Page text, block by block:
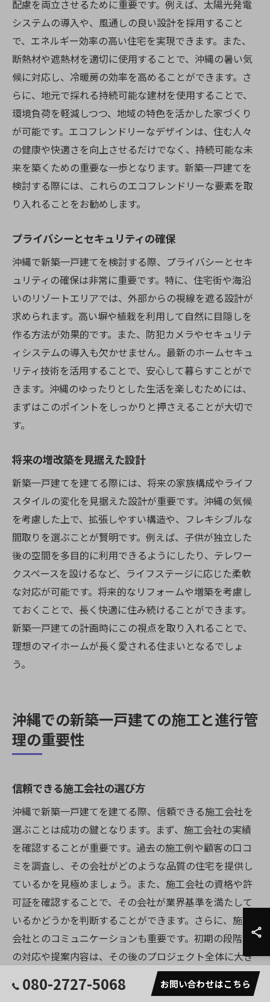
配慮を両立させるために重要です。例えば、太陽光発電
システムの導入や、風通しの良い設計を採用すること
で、エネルギー効率の高い住宅を実現できます。また、
断熱材や遮熱材を適切に使用することで、沖縄の暑い気
候に対応し、冷暖房の効率を高めることができます。さ
らに、地元で採れる持続可能な建材を使用することで、
環境負荷を軽減しつつ、地域の特色を活かした家づくり
が可能です。エコフレンドリーなデザインは、住む人々
の健康や快適さを向上させるだけでなく、持続可能な未
来を築くための重要な一歩となります。新築一戸建てを
検討する際には、これらのエコフレンドリーな要素を取
り入れることをお勧めします。
プライバシーとセキュリティの確保
沖縄で新築一戸建てを検討する際、プライバシーとセキ
ュリティの確保は非常に重要です。特に、住宅街や海沿
いのリゾートエリアでは、外部からの視線を遮る設計が
求められます。高い塀や植栽を利用して自然に目隠しを
作る方法が効果的です。また、防犯カメラやセキュリテ
ィシステムの導入も欠かせません。最新のホームセキュ
リティ技術を活用することで、安心して暮らすことがで
きます。沖縄のゆったりとした生活を楽しむためには、
まずはこのポイントをしっかりと押さえることが大切で
す。
将来の増改築を見据えた設計
新築一戸建てを建てる際には、将来の家族構成やライフ
スタイルの変化を見据えた設計が重要です。沖縄の気候
を考慮した上で、拡張しやすい構造や、フレキシブルな
間取りを選ぶことが賢明です。例えば、子供が独立した
後の空間を多目的に利用できるようにしたり、テレワー
クスペースを設けるなど、ライフステージに応じた柔軟
な対応が可能です。将来的なリフォームや増築を考慮し
ておくことで、長く快適に住み続けることができます。
新築一戸建ての計画時にこの視点を取り入れることで、
理想のマイホームが長く愛される住まいとなるでしょ
う。
沖縄での新築一戸建ての施工と進行管
理の重要性
信頼できる施工会社の選び方
沖縄で新築一戸建てを建てる際、信頼できる施工会社を
選ぶことは成功の鍵となります。まず、施工会社の実績
を確認することが重要です。過去の施工例や顧客の口コ
ミを調査し、その会社がどのような品質の住宅を提供し
ているかを見極めましょう。また、施工会社の資格や許
可証を確認することで、その会社が業界基準を満たして
いるかどうかを判断することができます。さらに、施工
会社とのコミュニケーションも重要です。初期の段階で
の対応や提案内容は、その後のプロジェクト全体に大き
な影響を与えるため、慎重に評価しましょう。信頼でき
る施工会社を選ぶことで、安心して新築プロジェクトを
080-2727-5068 お問い合わせはこちら